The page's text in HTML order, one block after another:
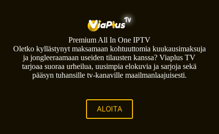
Premium All In One IPTV
Oletko kyllästynyt maksamaan kohtuuttomia kuukausimaksuja
ja jongleeraamaan useiden tilausten kanssa? Viaplus TV
tarjoaa suoraa urheilua, uusimpia elokuvia ja sarjoja sekä
pääsyn tuhansille tv-kanaville maailmanlaajuisesti.
ALOITA